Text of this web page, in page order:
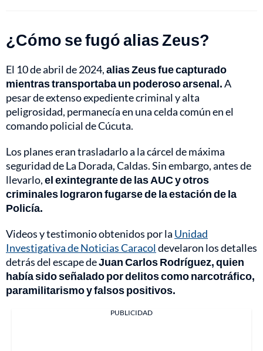
¿Cómo se fugó alias Zeus?
El 10 de abril de 2024,alias Zeus fue capturado
mientras transportaba un poderoso arsenal.A
pesar de extenso expediente criminal y alta
peligrosidad, permanecía en una celda común en el
comando policial de Cúcuta.
Los planes eran trasladarlo a la cárcel de máxima
seguridad de La Dorada, Caldas. Sin embargo, antes de
llevarlo,el exintegrante de las AUC y otros
criminales lograron fugarse de la estación de la
Policía.
Videos y testimonio obtenidos por la Unidad
Investigativa de Noticias Caracoldevelaron los detalles
detrás del escape deJuan Carlos Rodríguez, quien
había sido señalado por delitos como narcotráfico,
paramilitarismo y falsos positivos.
PUBLICIDAD